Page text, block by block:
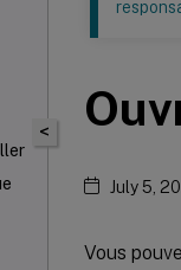
<
July 5,
Vous